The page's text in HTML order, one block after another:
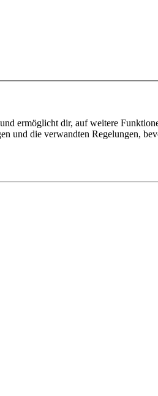
ermöglicht dir, auf weitere
und die verwandten Regelungen,